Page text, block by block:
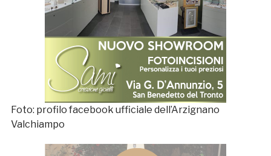
Foto: profilo facebook ufficiale dell’Arzignano
Valchiampo